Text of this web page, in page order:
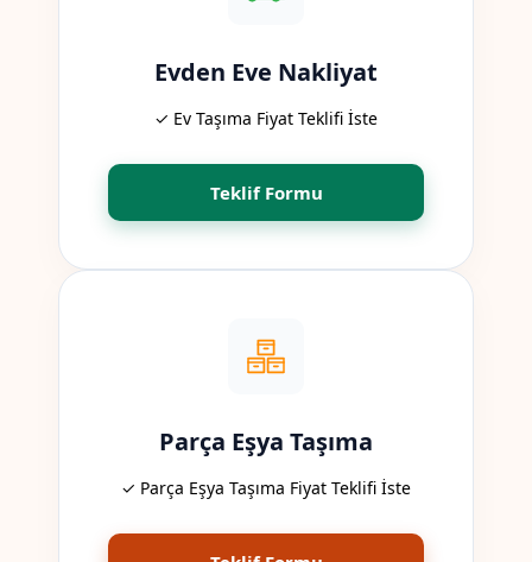
Evden Eve Nakliyat
✓ Ev Taşıma Fiyat Teklifi İste
Teklif Formu
Parça Eşya Taşıma
✓ Parça Eşya Taşıma Fiyat Teklifi İste